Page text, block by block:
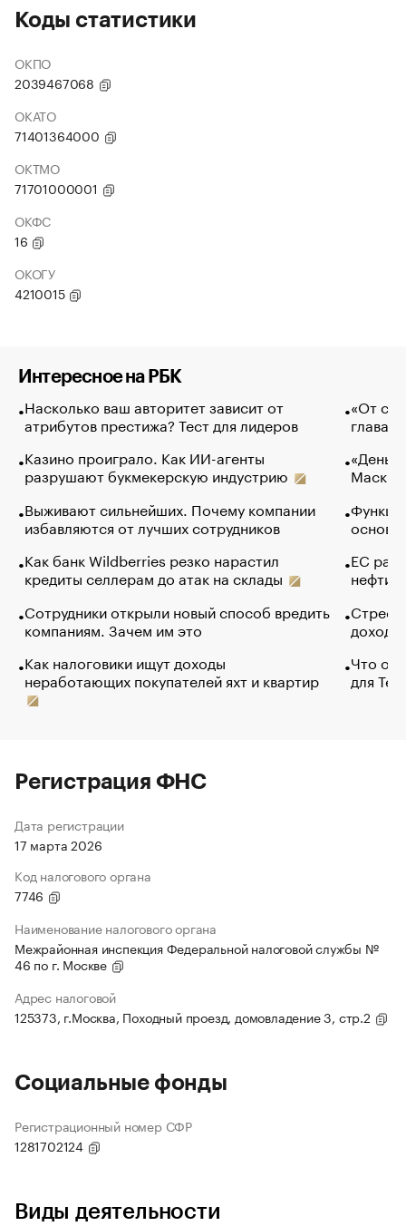
Коды статистики
ОКПО
2039467068
ОКАТО
71401364000
ОКТМО
71701000001
ОКФС
16
ОКОГУ
4210015
Интересное на РБК
Насколько ваш авторитет зависит от
атрибутов престижа? Тест для лидеров
Казино проиграло. Как ИИ-агенты
разрушают букмекерскую индустрию
Выживают сильнейших. Почему компании
избавляются от лучших сотрудников
Как банк Wildberries резко нарастил
кредиты селлерам до атак на склады
Сотрудники открыли новый способ вредить
компаниям. Зачем им это
Как налоговики ищут доходы
неработающих покупателей яхт и квартир
«От
глава
Маск в
основ
ЕС
нефти
Что
для
Регистрация ФНС
Дата регистрации
17 марта 2026
Код налогового органа
7746
Наименование налогового органа
Межрайонная инспекция Федеральной налоговой службы №
46 по г. Москве
Адрес налоговой
125373, г.Москва, Походный проезд, домовладение 3, стр.2
Социальные фонды
Регистрационный номер СФР
1281702124
Виды деятельности